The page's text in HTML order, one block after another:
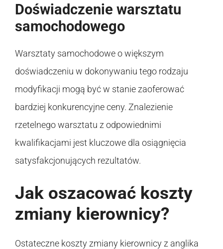
Doświadczenie warsztatu
samochodowego
Warsztaty samochodowe o większym
doświadczeniu w dokonywaniu tego rodzaju
modyfikacji mogą być w stanie zaoferować
bardziej konkurencyjne ceny. Znalezienie
rzetelnego warsztatu z odpowiednimi
kwalifikacjami jest kluczowe dla osiągnięcia
satysfakcjonujących rezultatów.
Jak oszacować koszty
zmiany kierownicy?
Ostateczne koszty zmiany kierownicy z anglika